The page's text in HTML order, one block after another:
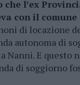
che l’ex
con il comune
di locazione
autonoma di
Nanni. E questo
di soggiorno